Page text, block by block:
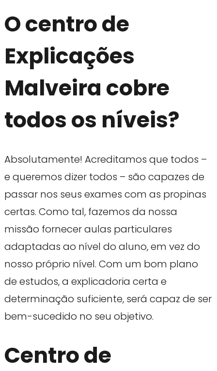
O centro de
Explicações
Malveira cobre
todos os níveis?
Absolutamente! Acreditamos que todos –
e queremos dizer todos – são capazes de
passar nos seus exames com as propinas
certas. Como tal, fazemos da nossa
missão fornecer aulas particulares
adaptadas ao nível do aluno, em vez do
nosso próprio nível. Com um bom plano
de estudos, a explicadoria certa e
determinação suficiente, será capaz de ser
bem-sucedido no seu objetivo.
Centro de